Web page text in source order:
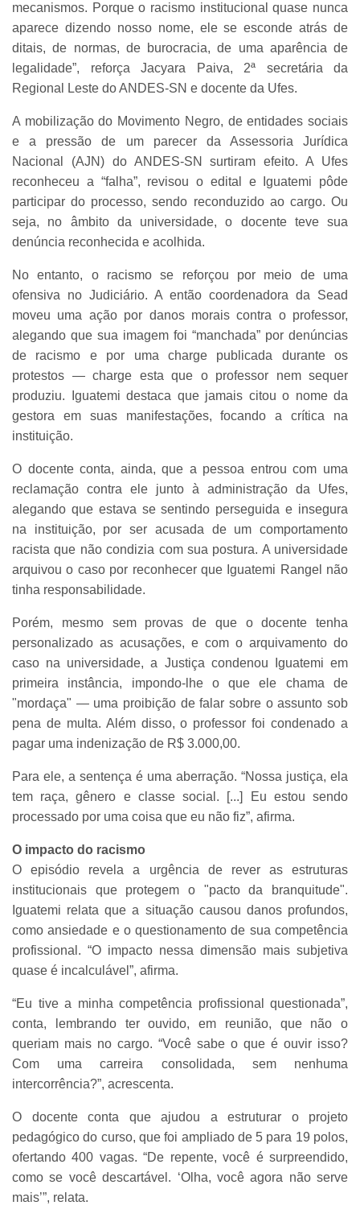
mecanismos. Porque o racismo institucional quase nunca
aparece dizendo nosso nome, ele se esconde atrás de
ditais, de normas, de burocracia, de uma aparência de
legalidade”, reforça Jacyara Paiva, 2ª secretária da
Regional Leste do ANDES-SN e docente da Ufes.
A mobilização do Movimento Negro, de entidades sociais
e a pressão de um parecer da Assessoria Jurídica
Nacional (AJN) do ANDES-SN surtiram efeito. A Ufes
reconheceu a “falha”, revisou o edital e Iguatemi pôde
participar do processo, sendo reconduzido ao cargo. Ou
seja, no âmbito da universidade, o docente teve sua
denúncia reconhecida e acolhida.
No entanto, o racismo se reforçou por meio de uma
ofensiva no Judiciário. A então coordenadora da Sead
moveu uma ação por danos morais contra o professor,
alegando que sua imagem foi “manchada” por denúncias
de racismo e por uma charge publicada durante os
protestos — charge esta que o professor nem sequer
produziu. Iguatemi destaca que jamais citou o nome da
gestora em suas manifestações, focando a crítica na
instituição.
O docente conta, ainda, que a pessoa entrou com uma
reclamação contra ele junto à administração da Ufes,
alegando que estava se sentindo perseguida e insegura
na instituição, por ser acusada de um comportamento
racista que não condizia com sua postura. A universidade
arquivou o caso por reconhecer que Iguatemi Rangel não
tinha responsabilidade.
Porém, mesmo sem provas de que o docente tenha
personalizado as acusações, e com o arquivamento do
caso na universidade, a Justiça condenou Iguatemi em
primeira instância, impondo-lhe o que ele chama de
"mordaça" — uma proibição de falar sobre o assunto sob
pena de multa. Além disso, o professor foi condenado a
pagar uma indenização de R$ 3.000,00.
Para ele, a sentença é uma aberração. “Nossa justiça, ela
tem raça, gênero e classe social. [...] Eu estou sendo
processado por uma coisa que eu não fiz”, afirma.
O impacto do racismo
O episódio revela a urgência de rever as estruturas
institucionais que protegem o "pacto da branquitude".
Iguatemi relata que a situação causou danos profundos,
como ansiedade e o questionamento de sua competência
profissional. “O impacto nessa dimensão mais subjetiva
quase é incalculável”, afirma.
“Eu tive a minha competência profissional questionada”,
conta, lembrando ter ouvido, em reunião, que não o
queriam mais no cargo. “Você sabe o que é ouvir isso?
Com uma carreira consolidada, sem nenhuma
intercorrência?”, acrescenta.
O docente conta que ajudou a estruturar o projeto
pedagógico do curso, que foi ampliado de 5 para 19 polos,
ofertando 400 vagas. “De repente, você é surpreendido,
como se você descartável. ‘Olha, você agora não serve
mais’”, relata.